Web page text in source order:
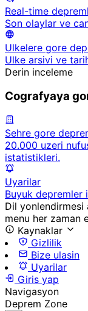
Real-time
Son olaylar ve
Ulkelere gore
Ulke arsivi ve
Derin inceleme
Cografyaya
Sehre gore
20.000 uzeri
istatistikleri.
Uyarilar
Buyuk depremler
Dil yonlendirmesi
menu her zaman
Kaynaklar
Gizlilik
Bize ulasin
Uyarilar
Giris yap
Navigasyon
Deprem Zone